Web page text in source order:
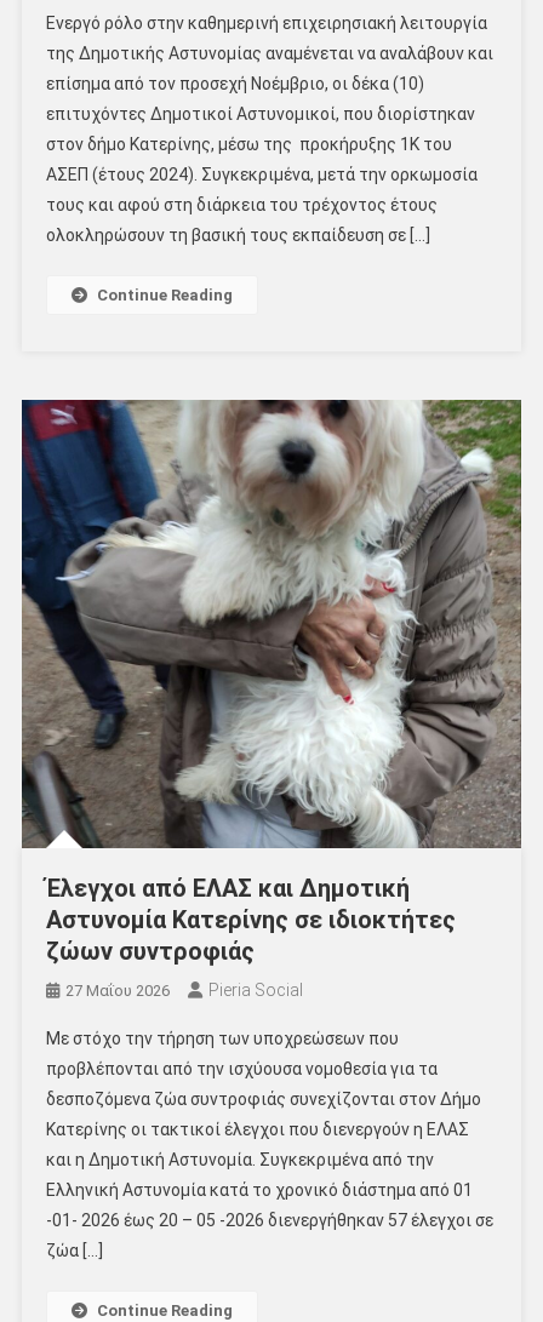
Ενεργό ρόλο στην καθημερινή επιχειρησιακή λειτουργία
της Δημοτικής Αστυνομίας αναμένεται να αναλάβουν και
επίσημα από τον προσεχή Νοέμβριο, οι δέκα (10)
επιτυχόντες Δημοτικοί Αστυνομικοί, που διορίστηκαν
στον δήμο Κατερίνης, μέσω της προκήρυξης 1Κ του
ΑΣΕΠ (έτους 2024). Συγκεκριμένα, μετά την ορκωμοσία
τους και αφού στη διάρκεια του τρέχοντος έτους
ολοκληρώσουν τη βασική τους εκπαίδευση σε […]
Continue Reading
Έλεγχοι από ΕΛΑΣ και Δημοτική
Αστυνομία Κατερίνης σε ιδιοκτήτες
ζώων συντροφιάς
27 Μαΐου 2026 Pieria Social
Με στόχο την τήρηση των υποχρεώσεων που
προβλέπονται από την ισχύουσα νομοθεσία για τα
δεσποζόμενα ζώα συντροφιάς συνεχίζονται στον Δήμο
Κατερίνης οι τακτικοί έλεγχοι που διενεργούν η ΕΛΑΣ
και η Δημοτική Αστυνομία. Συγκεκριμένα από την
Ελληνική Αστυνομία κατά το χρονικό διάστημα από 01
-01- 2026 έως 20 – 05 -2026 διενεργήθηκαν 57 έλεγχοι σε
ζώα […]
Continue Reading